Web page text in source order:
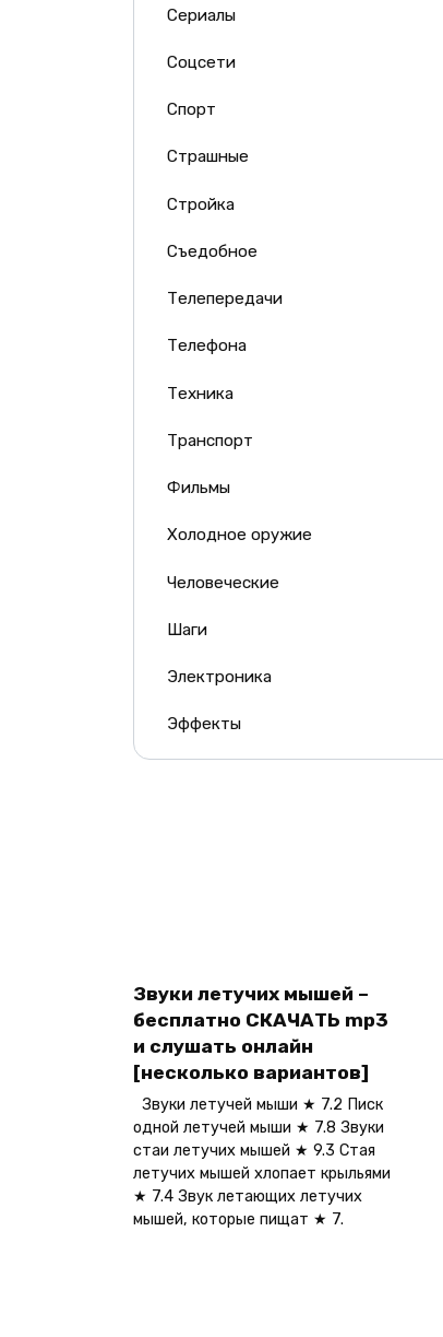
Сериалы
Соцсети
Спорт
Страшные
Стройка
Съедобное
Телепередачи
Телефона
Техника
Транспорт
Фильмы
Холодное оружие
Человеческие
Шаги
Электроника
Эффекты
Звуки летучих мышей –
бесплатно СКАЧАТЬ mp3
и слушать онлайн
[несколько вариантов]
Звуки летучей мыши ★ 7.2 Писк
одной летучей мыши ★ 7.8 Звуки
стаи летучих мышей ★ 9.3 Стая
летучих мышей хлопает крыльями
★ 7.4 Звук летающих летучих
мышей, которые пищат ★ 7.